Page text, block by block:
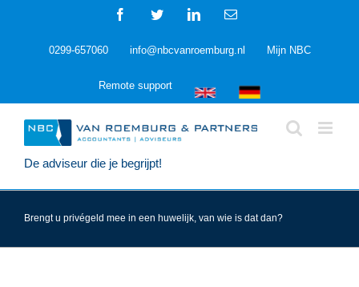
FacebookTwitterLinkedInE-
0299-657060 info@nbcvanroemburg.nl Mijn NBC
Remote support
De adviseur die je begrijpt!
Brengt u privégeld mee in een huwelijk, van wie is dat dan?